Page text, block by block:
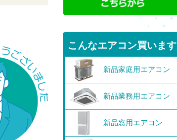
こんなエアコン買います
新品家庭用エアコン
新品業務用エアコン
新品窓用エアコン